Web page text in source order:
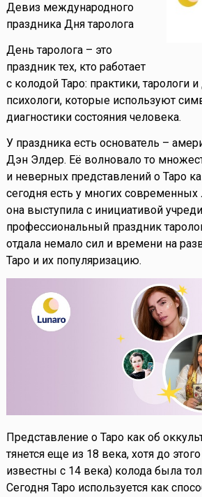
Девиз международного
праздника Дня таролога
День таролога – это
праздник тех, кто работает
с колодой Таро: практики, тарологи
психологи, которые используют
диагностики состояния человека.
У праздника есть основатель –
Дэн Элдер. Её волновало то
и неверных представлений о Таро
сегодня есть у многих
она выступила с инициативой
профессиональный праздник
отдала немало сил и времени на
Таро и их популяризацию.
Представление о Таро как об
тянется еще из 18 века, хотя до
известны с 14 века) колода была
Сегодня Таро используется как